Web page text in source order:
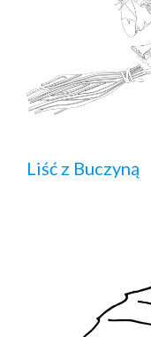
Liść z Buczyną